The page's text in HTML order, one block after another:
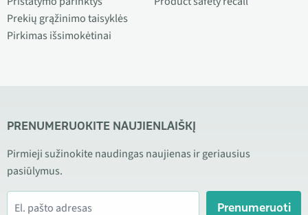
Prekių grąžinimo taisyklės
Pirkimas išsimokėtinai
PRENUMERUOKITE NAUJIENLAIŠKĮ
Pirmieji sužinokite naudingas naujienas ir geriausius
pasiūlymus.
Prenumeruoti